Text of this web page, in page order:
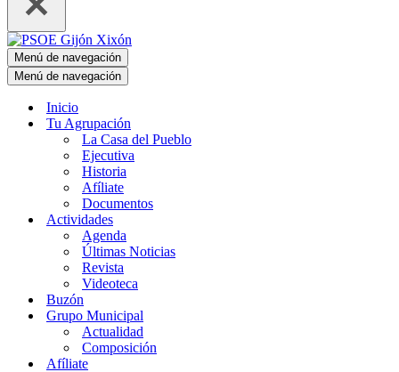
Menú de navegación
Menú de navegación
Inicio
Tu Agrupación
La Casa del Pueblo
Ejecutiva
Historia
Afíliate
Documentos
Actividades
Agenda
Últimas Noticias
Revista
Videoteca
Buzón
Grupo Municipal
Actualidad
Composición
Afíliate